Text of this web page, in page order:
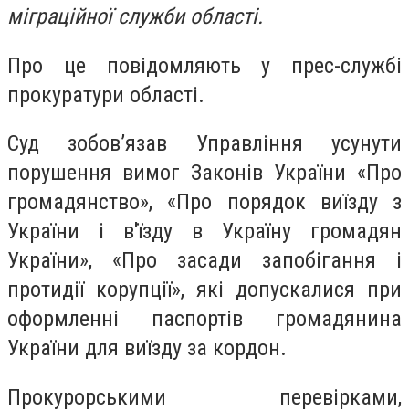
міграційної служби області.
Про це повідомляють у прес-службі
прокуратури області.
Суд зобов’язав Управління усунути
порушення вимог Законів України «Про
громадянство», «Про порядок виїзду з
України і в'їзду в Україну громадян
України», «Про засади запобігання і
протидії корупції», які допускалися при
оформленні паспортів громадянина
України для виїзду за кордон.
Прокурорськими перевірками,